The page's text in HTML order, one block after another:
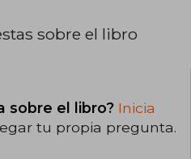
sobre el libro
sobre el libro? Inicia
tu propia pregunta.